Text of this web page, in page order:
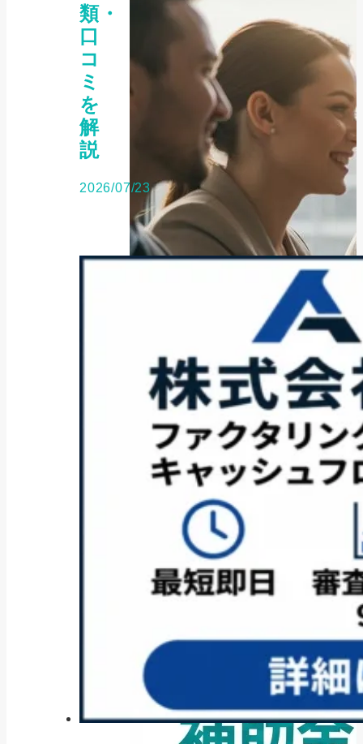
類・
口
コ
ミ
を
解
説
2026/07/23
補助金・助成金
2025年最新版｜キャリアアップ助
成金「賃金規...